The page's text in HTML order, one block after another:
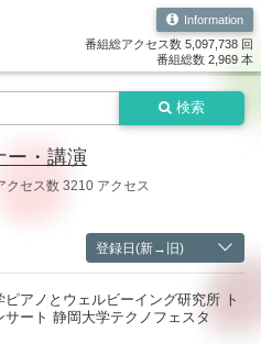
Information
番組総アクセス数 5,097,738 回
番組総数 2,969 本
検索
ー・講演
クセス数 3210 アクセス
登録日(新→旧)
ピアノとウェルビーイング研究所 ト
サート 静岡大学テクノフェスタ